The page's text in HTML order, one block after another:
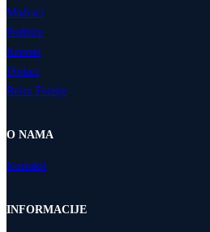
Madraci
Podnice
Kreveti
Dodaci
Relax Fotelje
O NAMA
Kontakti
INFORMACIJE